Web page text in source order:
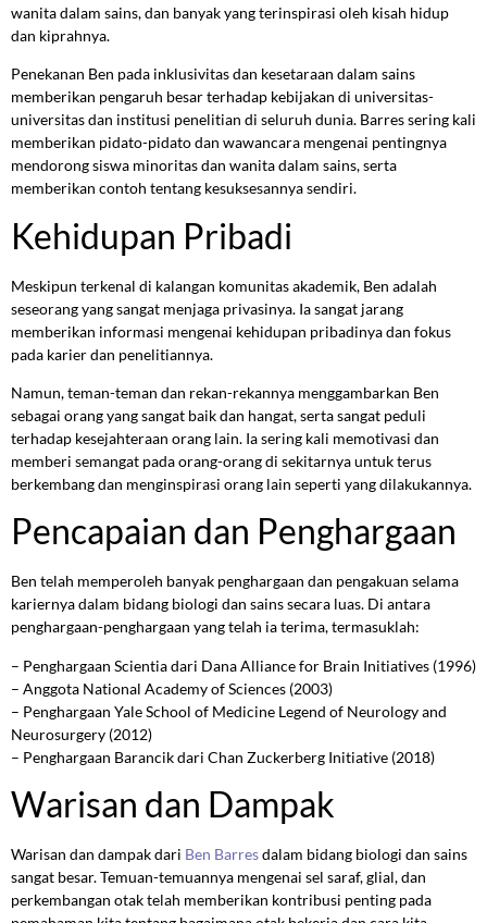
wanita dalam sains, dan banyak yang terinspirasi oleh kisah hidup
dan kiprahnya.
Penekanan Ben pada inklusivitas dan kesetaraan dalam sains
memberikan pengaruh besar terhadap kebijakan di universitas-
universitas dan institusi penelitian di seluruh dunia. Barres sering kali
memberikan pidato-pidato dan wawancara mengenai pentingnya
mendorong siswa minoritas dan wanita dalam sains, serta
memberikan contoh tentang kesuksesannya sendiri.
Kehidupan Pribadi
Meskipun terkenal di kalangan komunitas akademik, Ben adalah
seseorang yang sangat menjaga privasinya. Ia sangat jarang
memberikan informasi mengenai kehidupan pribadinya dan fokus
pada karier dan penelitiannya.
Namun, teman-teman dan rekan-rekannya menggambarkan Ben
sebagai orang yang sangat baik dan hangat, serta sangat peduli
terhadap kesejahteraan orang lain. Ia sering kali memotivasi dan
memberi semangat pada orang-orang di sekitarnya untuk terus
berkembang dan menginspirasi orang lain seperti yang dilakukannya.
Pencapaian dan Penghargaan
Ben telah memperoleh banyak penghargaan dan pengakuan selama
kariernya dalam bidang biologi dan sains secara luas. Di antara
penghargaan-penghargaan yang telah ia terima, termasuklah:
– Penghargaan Scientia dari Dana Alliance for Brain Initiatives (1996)
– Anggota National Academy of Sciences (2003)
– Penghargaan Yale School of Medicine Legend of Neurology and
Neurosurgery (2012)
– Penghargaan Barancik dari Chan Zuckerberg Initiative (2018)
Warisan dan Dampak
Warisan dan dampak dari Ben Barresdalam bidang biologi dan sains
sangat besar. Temuan-temuannya mengenai sel saraf, glial, dan
perkembangan otak telah memberikan kontribusi penting pada